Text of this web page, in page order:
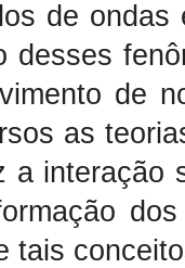
de
desses
de
as
a interação
tais